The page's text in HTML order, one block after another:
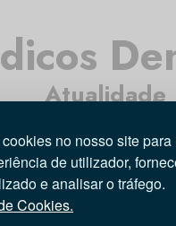
no nosso site
de utilizador,
e analisar o tráfego.
Cookies.
Atualidade